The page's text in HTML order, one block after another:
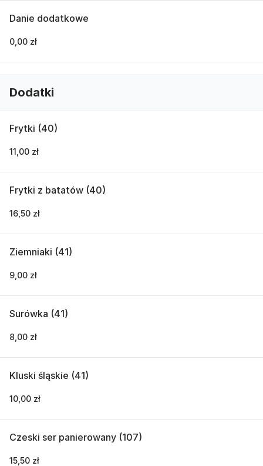
Danie dodatkowe
0,00 zł
Dodatki
Frytki (40)
11,00 zł
Frytki z batatów (40)
16,50 zł
Ziemniaki (41)
9,00 zł
Surówka (41)
8,00 zł
Kluski śląskie (41)
10,00 zł
Czeski ser panierowany (107)
15,50 zł